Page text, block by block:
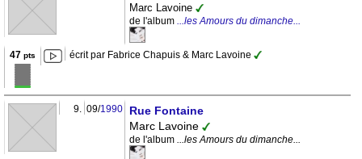
Marc Lavoine
de l'album ...les Amours du dimanche...
47 pts écrit par Fabrice Chapuis & Marc Lavoine
9. 09/1990
Rue Fontaine
Marc Lavoine
de l'album ...les Amours du dimanche...